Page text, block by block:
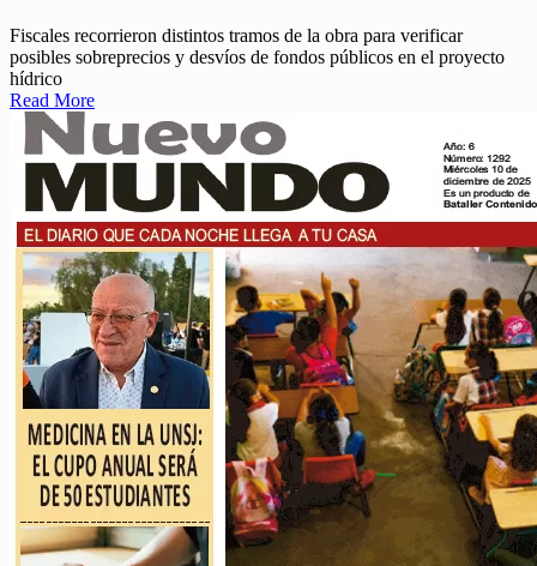
Fiscales recorrieron distintos tramos de la obra para verificar
posibles sobreprecios y desvíos de fondos públicos en el proyecto
hídrico
Read More